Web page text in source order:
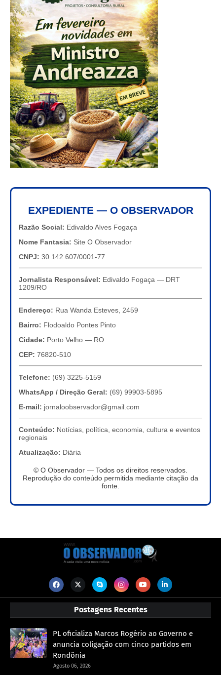
EXPEDIENTE — O OBSERVADOR
Razão Social: Edivaldo Alves Fogaça
Nome Fantasia: Site O Observador
CNPJ: 30.142.607/0001-77
Jornalista Responsável: Edivaldo Fogaça — DRT
1209/RO
Endereço: Rua Wanda Esteves, 2459
Bairro: Flodoaldo Pontes Pinto
Cidade: Porto Velho — RO
CEP: 76820-510
Telefone: (69) 3225-5159
WhatsApp / Direção Geral: (69) 99903-5895
E-mail: jornaloobservador@gmail.com
Conteúdo: Notícias, política, economia, cultura e eventos
regionais
Atualização: Diária
© O Observador — Todos os direitos reservados.
Reprodução do conteúdo permitida mediante citação da
fonte.
Postagens Recentes
PL oficializa Marcos Rogério ao Governo e
anuncia coligação com cinco partidos em
Rondônia
Agosto 06, 2026